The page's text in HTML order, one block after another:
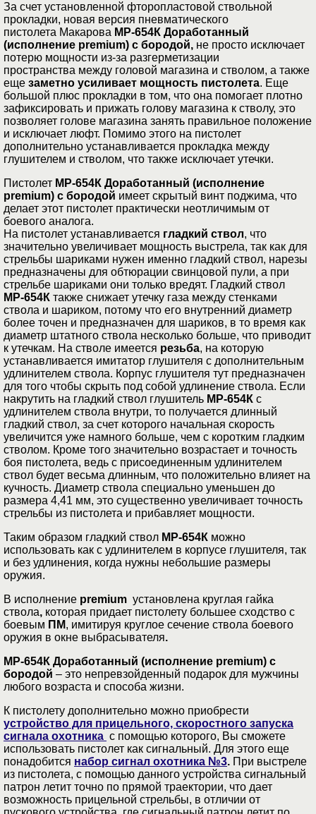
За счет установленной фторопластовой ствольной
прокладки, новая версия пневматического
пистолета Макарова МР-654К Доработанный
(исполнение premium) с бородой, не просто исключает
потерю мощности из-за разгерметизации
пространства между головой магазина и стволом, а также
еще заметно усиливает мощность пистолета. Еще
большой плюс прокладки в том, что она помогает плотно
зафиксировать и прижать голову магазина к стволу, это
позволяет голове магазина занять правильное положение
и исключает люфт. Помимо этого на пистолет
дополнительно устанавливается прокладка между
глушителем и стволом, что также исключает утечки.
Пистолет МР-654К Доработанный (исполнение
premium) с бородой имеет скрытый винт поджима, что
делает этот пистолет практически неотличимым от
боевого аналога.
На пистолет устанавливается гладкий ствол, что
значительно увеличивает мощность выстрела, так как для
стрельбы шариками нужен именно гладкий ствол, нарезы
предназначены для обтюрации свинцовой пули, а при
стрельбе шариками они только вредят. Гладкий ствол
МР-654К также снижает утечку газа между стенками
ствола и шариком, потому что его внутренний диаметр
более точен и предназначен для шариков, в то время как
диаметр штатного ствола несколько больше, что приводит
к утечкам. На стволе имеется резьба, на которую
устанавливается имитатор глушителя с дополнительным
удлинителем ствола. Корпус глушителя тут предназначен
для того чтобы скрыть под собой удлинение ствола. Если
накрутить на гладкий ствол глушитель МР-654К с
удлинителем ствола внутри, то получается длинный
гладкий ствол, за счет которого начальная скорость
увеличится уже намного больше, чем с коротким гладким
стволом. Кроме того значительно возрастает и точность
боя пистолета, ведь с присоединенным удлинителем
ствол будет весьма длинным, что положительно влияет на
кучность. Диаметр ствола специально уменьшен до
размера 4,41 мм, это существенно увеличивает точность
стрельбы из пистолета и прибавляет мощности.
Таким образом гладкий ствол МР-654К можно
использовать как с удлинителем в корпусе глушителя, так
и без удлинения, когда нужны небольшие размеры
оружия.
В исполнение premium установлена круглая гайка
ствола, которая придает пистолету большее сходство с
боевым ПМ, имитируя круглое сечение ствола боевого
оружия в окне выбрасывателя.
МР-654К Доработанный (исполнение premium) с
бородой – это непревзойденный подарок для мужчины
любого возраста и способа жизни.
К пистолету дополнительно можно приобрести
устройство для прицельного, скоростного запуска
сигнала охотника с помощью которого, Вы сможете
использовать пистолет как сигнальный. Для этого еще
понадобится набор сигнал охотника №3. При выстреле
из пистолета, с помощью данного устройства сигнальный
патрон летит точно по прямой траектории, что дает
возможность прицельной стрельбы, в отличии от